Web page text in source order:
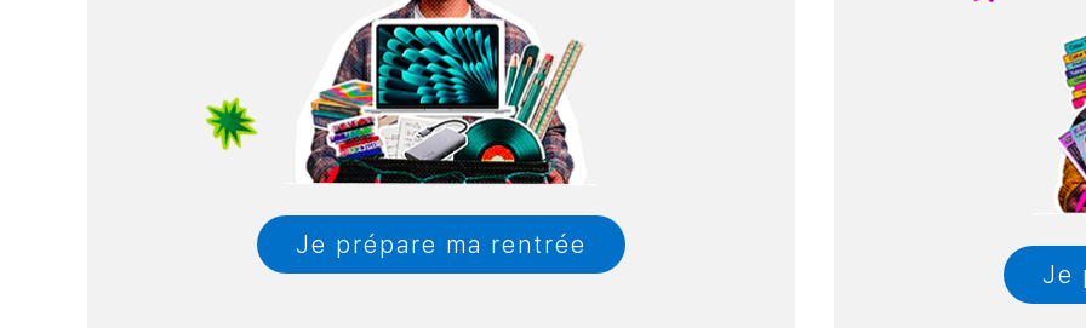
Je prépare ma rentrée
Je